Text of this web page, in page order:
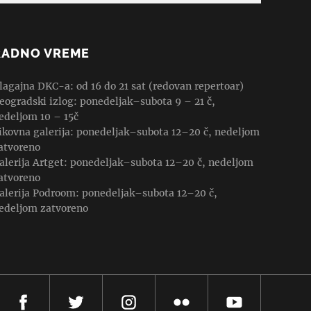
VREME
DKC-a: od 16 do 21 sat (redovan repertoar)
izlog: ponedeljak–subota 9 – 21 č,
10 – 15č
galerija: ponedeljak–subota 12–20 č, nedeljom
Artget: ponedeljak–subota 12–20 č, nedeljom
Podroom: ponedeljak–subota 12–20 č,
zatvoreno